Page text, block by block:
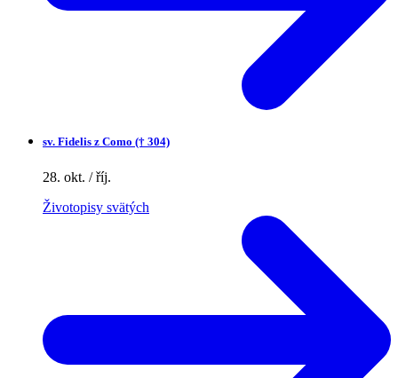
sv. Fidelis z Como († 304)
28. okt. / říj.
Životopisy svätých